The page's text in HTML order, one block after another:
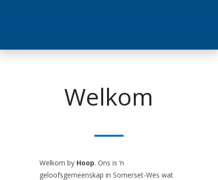
Welkom
Welkom by Hoop. Ons is ‘n
geloofsgemeenskap in Somerset-Wes wat